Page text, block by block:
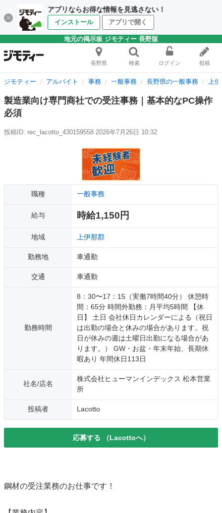
アプリならお得な情報を見逃さない！
インストール アプリで開く
地元の掲示板 ジモティー 長野版
長野県 検索 ログイン 投稿
ジモティー アルバイト 事務 一般事務 長野県の一般事務 上
製造業向け専門商社での受注事務｜基本的なPC操作
必須
投稿ID: rec_lacotto_430159558 2026年7月26日 10:32
職種 一般事務
給与 時給1,150円
地域 上伊那郡
勤務地 車通勤
交通 車通勤
勤務時間
8：30〜17：15（実働7時間40分） 休憩時
間：65分 時間外勤務：月平均5時間 【休
日】 土日 会社休日カレンダーによる（祝日
は出勤の場合と休みの場合があります。祝
日が休みの週は土曜日出勤になる場合があ
ります。） GW・お盆・年末年始、長期休
暇あり 年間休日113日
社名/店名
株式会社ヒューマンインデックス 松本営業
所
投稿者 Lacotto
応募する （Lacottoへ）
鋼材の受注業務のお仕事です！